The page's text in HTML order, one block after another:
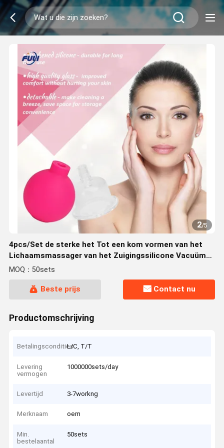
2/5
4pcs/Set de sterke het Tot een kom vormen van het
Lichaamsmassager van het Zuigingssilicone Vacuüm
Vacuümblikken die van Koppen Anticellulite
Kopmassage tot een kom vormen ontspannen
MOQ：50sets
Beste prijs Contact nu
Productomschrijving
BetalingsconditiesL/C, T/T
Levering
vermogen
1000000sets/day
Levertijd 3-7workng
Merknaam oem
Min.
bestelaantal
50sets